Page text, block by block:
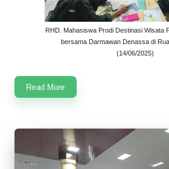
RHD. Mahasiswa Prodi Destinasi Wisata
bersama Darmawan Denassa di
(14/06/2025)
Read More